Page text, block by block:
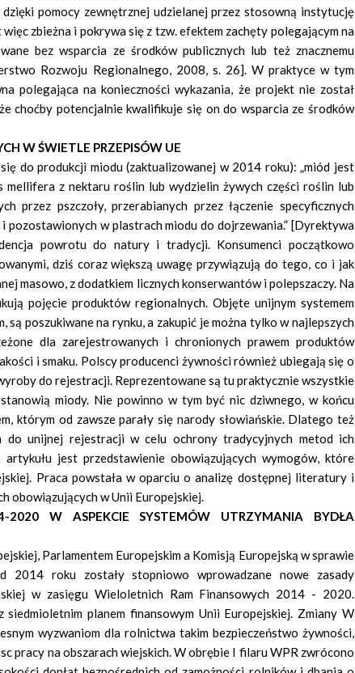
pomocy zewnętrznej udzielanej przez stosowną instytucję
zbieżna i pokrywa się z tzw. efektem zachęty polegającym na
bez wsparcia ze środków publicznych lub też znacznemu
Rozwoju Regionalnego, 2008, s. 26]. W praktyce w tym
polegająca na konieczności wykazania, że projekt nie został
choćby potencjalnie kwalifikuje się on do wsparcia ze środków
W ŚWIETLE PRZEPISÓW UE
do produkcji miodu (zaktualizowanej w 2014 roku): „miód jest
mellifera z nektaru roślin lub wydzielin żywych części roślin lub
przez pszczoły, przerabianych przez łączenie specyficznych
pozostawionych w plastrach miodu do dojrzewania.” [Dyrektywa
powrotu do natury i tradycji. Konsumenci początkowo
dziś coraz większą uwagę przywiązują do tego, co i jak
masowo, z dodatkiem licznych konserwantów i polepszaczy. Na
pojęcie produktów regionalnych. Objęte unijnym systemem
poszukiwane na rynku, a zakupić je można tylko w najlepszych
dla zarejestrowanych i chronionych prawem produktów
i smaku. Polscy producenci żywności również ubiegają się o
do rejestracji. Reprezentowane są tu praktycznie wszystkie
miody. Nie powinno w tym być nic dziwnego, w końcu
którym od zawsze parały się narody słowiańskie. Dlatego też
do unijnej rejestracji w celu ochrony tradycyjnych metod ich
jest przedstawienie obowiązujących wymogów, które
Praca powstała w oparciu o analizę dostępnej literatury i
obowiązujących w Unii Europejskiej.
2020 W ASPEKCIE SYSTEMÓW UTRZYMANIA BYDŁA
Parlamentem Europejskim a Komisją Europejską w sprawie
2014 roku zostały stopniowo wprowadzane nowe zasady
w zasięgu Wieloletnich Ram Finansowych 2014 - 2020.
planem finansowym Unii Europejskiej. Zmiany W
wyzwaniom dla rolnictwa takim bezpieczeństwo żywności,
pracy na obszarach wiejskich. W obrębie I filaru WPR zwrócono